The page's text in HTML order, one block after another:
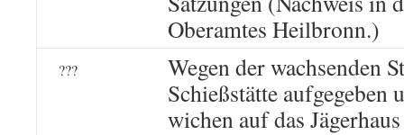
Oberamtes Heilbronn.)
???
Wegen der wachsenden
Schießstätte aufgegeben
wichen auf das